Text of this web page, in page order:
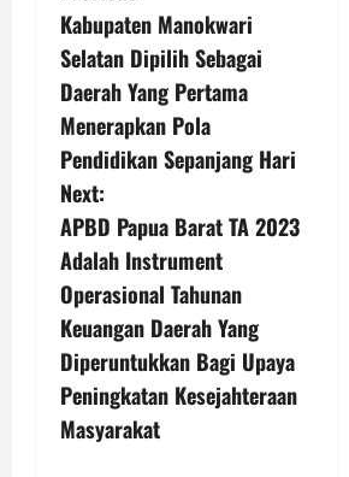
o
s
t
n
a
v
i
g
a
Kabupaten Manokwari
Selatan Dipilih Sebagai
Daerah Yang Pertama
Menerapkan Pola
Pendidikan Sepanjang Hari
Next:
APBD Papua Barat TA 2023
Adalah Instrument
Operasional Tahunan
Keuangan Daerah Yang
Diperuntukkan Bagi Upaya
Peningkatan Kesejahteraan
Masyarakat